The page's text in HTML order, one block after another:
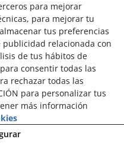
para mejorar
para mejorar tu
tus preferencias
relacionada con
de tus hábitos de
para consentir todas las
rechazar todas las
para personalizar tus
más información